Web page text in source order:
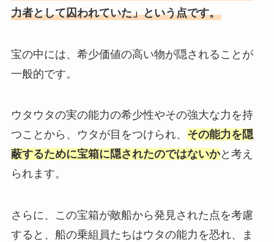
力者として囚われていた」という点です。
宝の中には、希少価値の高い物が隠されることが
一般的です。
ウタウタの実の能力の希少性やその強大な力を持
つことから、ウタが目をつけられ、 その能力を隠
蔽するために宝箱に隠されたのではないかと考え
られます。
さらに、この宝箱が敵船から発見された点を考慮
すると、船の乗組員たちはウタの能力を恐れ、ま